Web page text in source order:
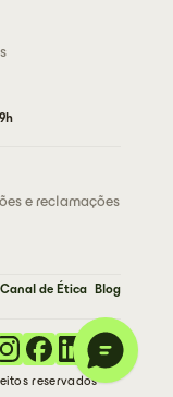
e reclamações
Canal de Ética Blog
reservados